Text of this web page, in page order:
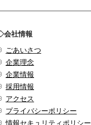
会社情報
ごあいさつ
企業理念
企業情報
採用情報
アクセス
プライバシーポリシー
情報セキュリティポリシー